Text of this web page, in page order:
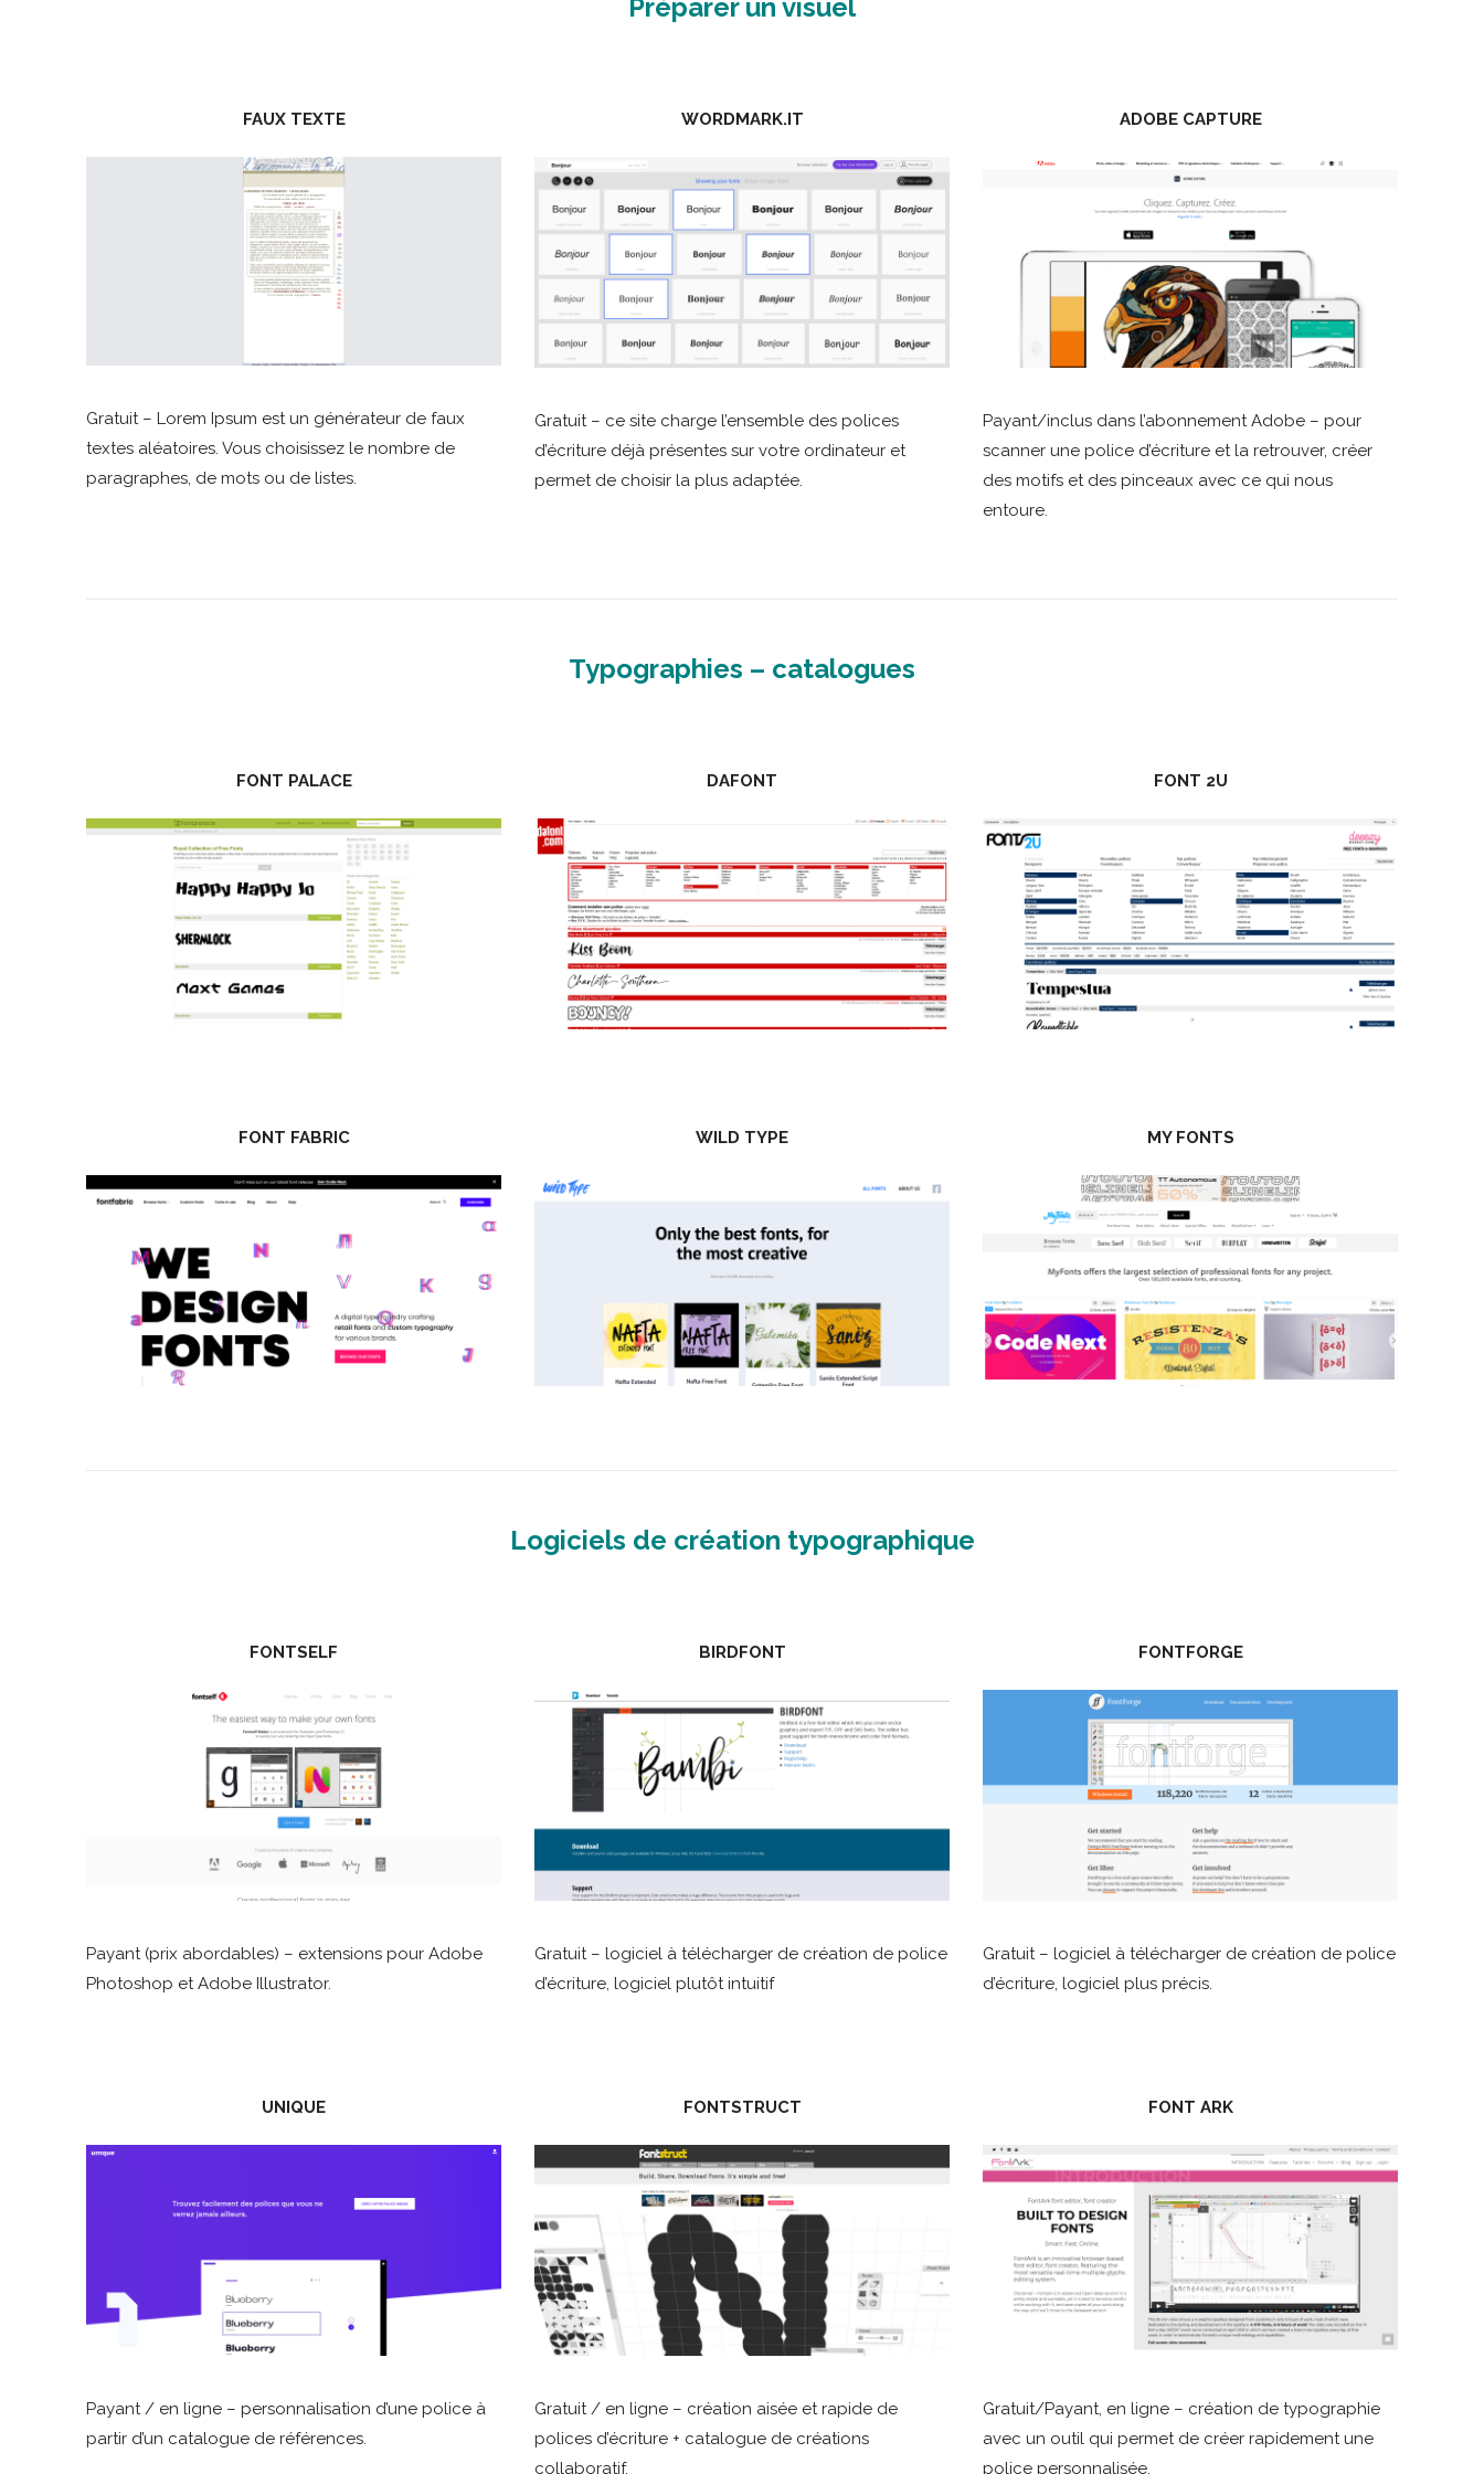
Préparer un visuel
FAUX TEXTE
Gratuit – Lorem Ipsum est un générateur de faux
textes aléatoires. Vous choisissez le nombre de
paragraphes, de mots ou de listes.
WORDMARK.IT
Gratuit – ce site charge l’ensemble des polices
d’écriture déjà présentes sur votre ordinateur et
permet de choisir la plus adaptée.
ADOBE CAPTURE
Payant/inclus dans l’abonnement Adobe – pour
scanner une police d’écriture et la retrouver, créer
des motifs et des pinceaux avec ce qui nous
entoure.
Typographies – catalogues
FONT PALACE DAFONT FONT 2U
FONT FABRIC WILD TYPE MY FONTS
Logiciels de création typographique
FONTSELF
Payant (prix abordables) – extensions pour Adobe
Photoshop et Adobe Illustrator.
BIRDFONT
Gratuit – logiciel à télécharger de création de police
d’écriture, logiciel plutôt intuitif
FONTFORGE
Gratuit – logiciel à télécharger de création de police
d’écriture, logiciel plus précis.
UNIQUE
Payant / en ligne – personnalisation d’une police à
partir d’un catalogue de références.
FONTSTRUCT
Gratuit / en ligne – création aisée et rapide de
polices d’écriture + catalogue de créations
collaboratif.
FONT ARK
Gratuit/Payant, en ligne – création de typographie
avec un outil qui permet de créer rapidement une
police personnalisée.